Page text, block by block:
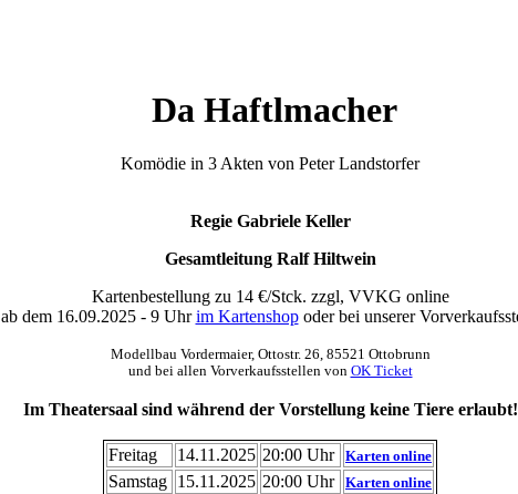
Da Haftlmacher
Komödie in 3 Akten von Peter Landstorfer
Regie Gabriele Keller
Gesamtleitung Ralf Hiltwein
Kartenbestellung zu 14 €/Stck. zzgl, VVKG online
ab dem 16.09.2025 - 9 Uhrim Kartenshopoder bei unserer
Modellbau Vordermaier, Ottostr. 26, 85521 Ottobrunn
und bei allen Vorverkaufsstellen von OK Ticket
Im Theatersaal sind während der Vorstellung keine Tiere erlaubt!
Freitag 14.11.2025 20:00 Uhr Karten online
Samstag 15.11.2025 20:00 Uhr Karten online